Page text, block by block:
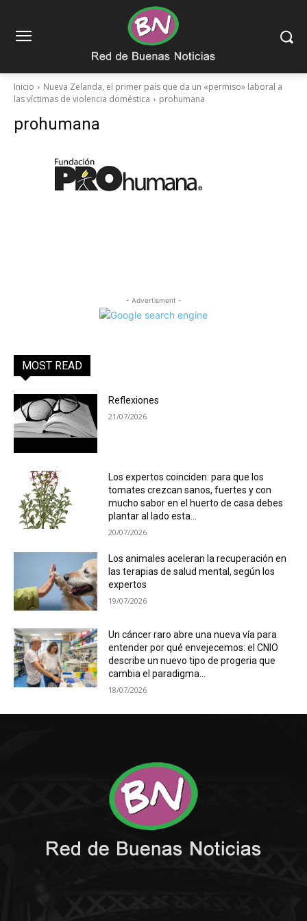
Inicio
Nueva Zelanda, el primer país que da un «permiso» laboral a
las víctimas de violencia doméstica
prohumana
prohumana
- Advertisment -
MOST READ
Reflexiones
21/07/2026
Los expertos coinciden: para que los
tomates crezcan sanos, fuertes y con
mucho sabor en el huerto de casa debes
plantar al lado esta...
20/07/2026
Los animales aceleran la recuperación en
las terapias de salud mental, según los
expertos
19/07/2026
Un cáncer raro abre una nueva vía para
entender por qué envejecemos: el CNIO
describe un nuevo tipo de progeria que
cambia el paradigma...
18/07/2026